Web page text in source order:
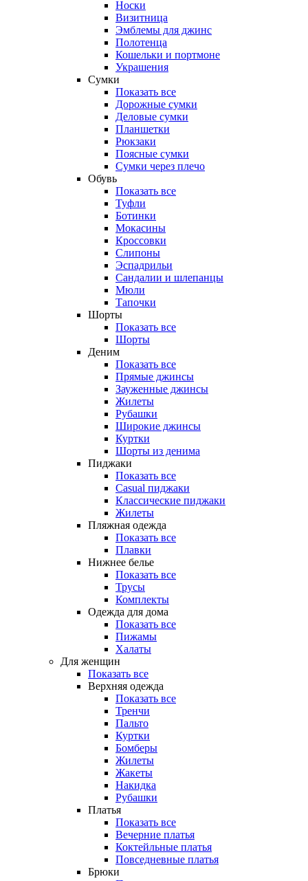
Носки
Визитница
Эмблемы для джинс
Полотенца
Кошельки и портмоне
Украшения
Сумки
Показать все
Дорожные сумки
Деловые сумки
Планшетки
Рюкзаки
Поясные сумки
Сумки через плечо
Обувь
Показать все
Туфли
Ботинки
Мокасины
Кроссовки
Слипоны
Эспадрильи
Сандалии и шлепанцы
Мюли
Тапочки
Шорты
Показать все
Шорты
Деним
Показать все
Прямые джинсы
Зауженные джинсы
Жилеты
Рубашки
Широкие джинсы
Куртки
Шорты из денима
Пиджаки
Показать все
Casual пиджаки
Классические пиджаки
Жилеты
Пляжная одежда
Показать все
Плавки
Нижнее белье
Показать все
Трусы
Комплекты
Одежда для дома
Показать все
Пижамы
Халаты
Для женщин
Показать все
Верхняя одежда
Показать все
Тренчи
Пальто
Куртки
Бомберы
Жилеты
Жакеты
Накидка
Рубашки
Платья
Показать все
Вечерние платья
Коктейльные платья
Повседневные платья
Брюки